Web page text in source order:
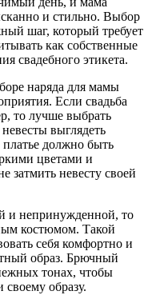
и стильно. Выбор
шаг, который требует
как собственные
свадебного этикета.
наряда для мамы
Если свадьба
то лучше выбрать
выглядеть
должно быть
цветами и
затмить невесту своей
и непринужденной, то
костюмом. Такой
себя комфортно и
образ. Брючный
тонах, чтобы
образу.